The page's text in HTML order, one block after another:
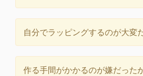
自分でラッピングするのが大変
作る手間がかかるのが嫌だった